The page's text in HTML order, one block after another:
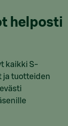
helposti
kaikki S-
ja tuotteiden